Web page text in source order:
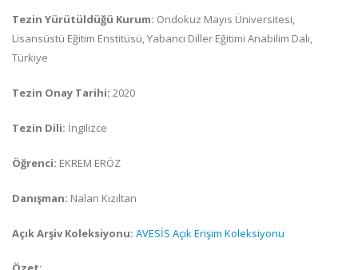
Tezin Yürütüldüğü Kurum: Ondokuz Mayıs Üniversitesi,
Lisansüstü Eğitim Enstitüsü, Yabancı Diller Eğitimi Anabilim Dalı,
Türkiye
Tezin Onay Tarihi: 2020
Tezin Dili: İngilizce
Öğrenci: EKREM ERÖZ
Danışman: Nalan Kızıltan
Açık Arşiv Koleksiyonu: AVESİS Açık Erişim Koleksiyonu